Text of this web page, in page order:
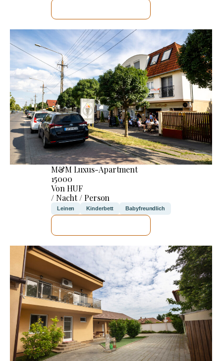
M&M Luxus-Apartment
15000
Von HUF
/ Nacht / Person
Leinen Kinderbett Babyfreundlich